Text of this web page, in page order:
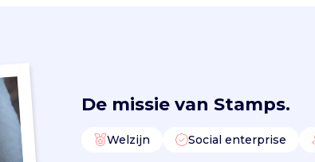
De missie van Stamps.
Welzijn Social enterprise